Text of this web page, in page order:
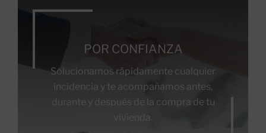
POR CONFIANZA
Solucionamos rápidamente cualquier
incidencia y te acompañamos antes,
durante y después de la compra de tu
vivienda.